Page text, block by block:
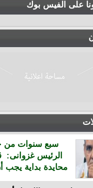
على الفيس بوك
سبع سنوات من
الرئيس غزوانى:
محايدة بداية يجب